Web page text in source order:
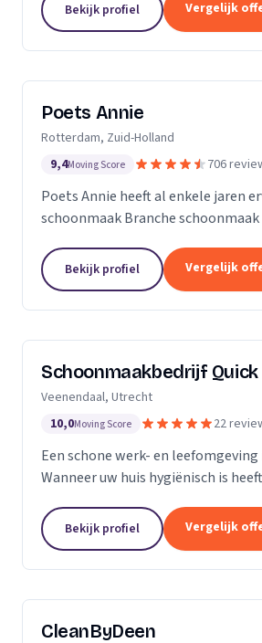
dakgoten...
Bekijk profiel Vergelijk
Poets Annie
Rotterdam, Zuid-Holland
9,4Moving Score 706
Poets Annie heeft al enkele jaren
schoonmaak Branche schoonmaak
Kantoor panden Scholen
parkeren Traphuizen...
Bekijk profiel Vergelijk
Schoonmaakbedrijf Quick
Veenendaal, Utrecht
10,0Moving Score 22
Een schone werk- en
Wanneer uw huis hygiënisch is
een goede indruk op anderen, als
Bekijk profiel Vergelijk
CleanByDeen